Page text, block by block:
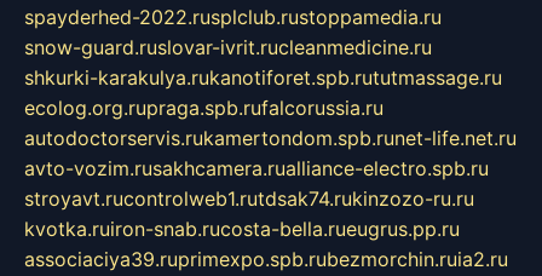
spayderhed-2022.rusplclub.rustoppamedia.ru
snow-guard.ruslovar-ivrit.rucleanmedicine.ru
shkurki-karakulya.rukanotiforet.spb.rututmassage.ru
ecolog.org.rupraga.spb.rufalcorussia.ru
autodoctorservis.rukamertondom.spb.runet-life.net.ru
avto-vozim.rusakhcamera.rualliance-electro.spb.ru
stroyavt.rucontrolweb1.rutdsak74.rukinzozo-ru.ru
kvotka.ruiron-snab.rucosta-bella.rueugrus.pp.ru
associaciya39.ruprimexpo.spb.rubezmorchin.ruia2.ru